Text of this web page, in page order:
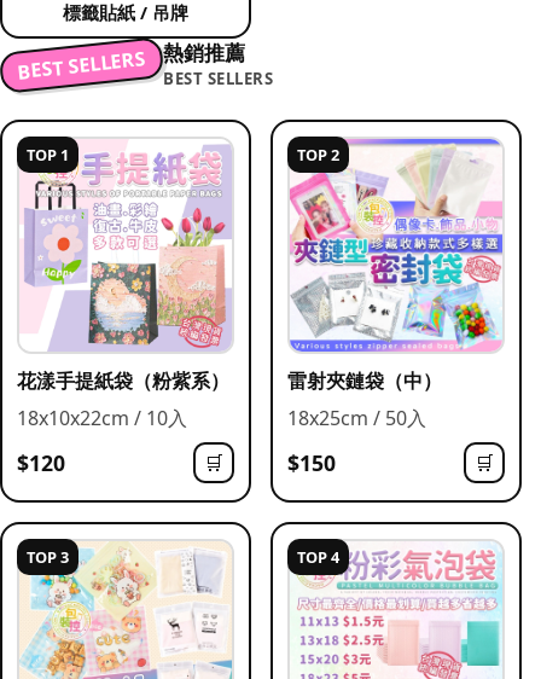
標籤貼紙 / 吊牌
BEST SELLERS 熱銷推薦
BEST SELLERS
TOP 1
花漾手提紙袋（粉紫系）
18x10x22cm / 10入
$120 🛒
TOP 2
雷射夾鏈袋（中）
18x25cm / 50入
$150 🛒
TOP 3 TOP 4